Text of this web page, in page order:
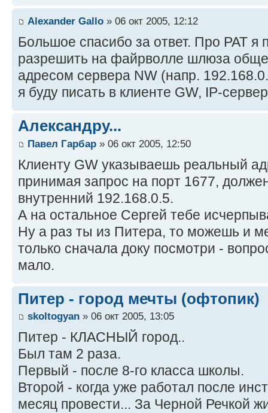
Alexander Gallo » 06 окт 2005, 12:12
Большое спасибо за ответ. Про PAT я
разрешить на файрволле шлюза
адресом сервера NW (напр.
я буду писать в клиенте GW, IP-
Александру...
Павел Гарбар » 06 окт 2005, 12:50
Клиенту GW указываешь реальный
принимая запрос на порт 1677,
внутренний 192.168.0.5.
А на остальное Сергей тебе
Ну а раз ты из Питера, то можешь и
только сначала доку посмотри -
мало.
Питер - город мечты (офтопик)
skoltogyan » 06 окт 2005, 13:05
Питер - КЛАСНЫЙ город..
Был там 2 раза.
Первый - после 8-го класса школы.
Второй - когда уже работал после
месяц провести... За Черной Речкой